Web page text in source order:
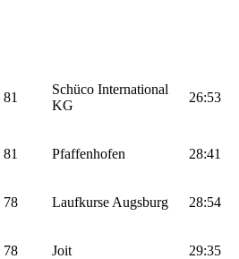
81
Schüco International
KG
26:53
81 Pfaffenhofen 28:41
78 Laufkurse Augsburg 28:54
78 Joit 29:35